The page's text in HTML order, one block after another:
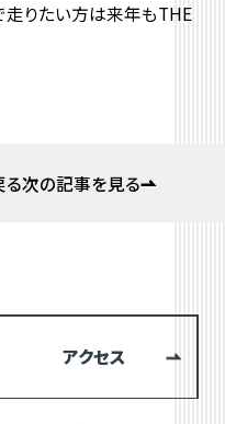
走りたい方は来年もTHE
次の記事を見る
アクセス